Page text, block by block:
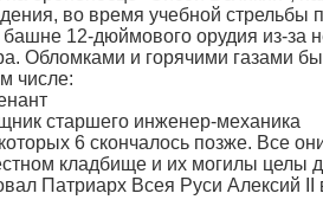
во время учебной стрельбы
12-дюймового орудия из-за
Обломками и горячими газами
числе:
старшего инженер-механика
6 скончалось позже. Все
кладбище и их могилы целы
Патриарх Всея Руси Алексий II